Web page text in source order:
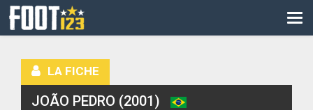
CM
LIGUE DES CHAMPIONS
LA FICHE
JOÃO PEDRO (2001)